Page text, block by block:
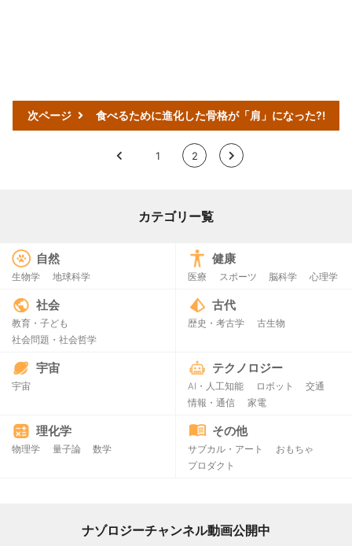
次ページ 食べるために進化した骨格が「肩」になった?!
< 1 2 >
カテゴリー覧
自然
生物学 地球科学
健康
医療 スポーツ 脳科学 心理学
社会
教育・子ども
社会問題・社会哲学
古代
歴史・考古学 古生物
宇宙
宇宙
テクノロジー
AI・人工知能 ロボット
交通
情報・通信
家電
理化学
物理学 量子論 数学
その他
サブカル・アート
おもちゃ
プロダクト
ナゾロジーチャンネル動画公開中